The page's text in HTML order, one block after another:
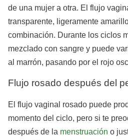
de una mujer a otra. El flujo
transparente, ligeramente
combinación. Durante los ciclos
mezclado con sangre y puede
al marrón, pasando por el rojo
Flujo rosado después del
El flujo vaginal rosado puede
momento del ciclo, pero si te
después de la menstruación o